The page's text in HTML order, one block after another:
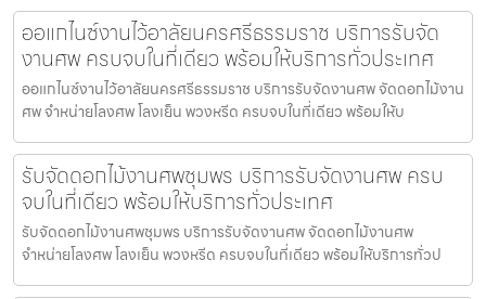
ออแกไนซ์งานไว้อาลัยนครศรีธรรมราช บริการรับจัด
งานศพ ครบจบในที่เดียว พร้อมให้บริการทั่วประเทศ
ออแกไนซ์งานไว้อาลัยนครศรีธรรมราช บริการรับจัดงานศพ จัดดอกไม้งาน
ศพ จำหน่ายโลงศพ โลงเย็น พวงหรีด ครบจบในที่เดียว พร้อมให้บ
รับจัดดอกไม้งานศพชุมพร บริการรับจัดงานศพ ครบ
จบในที่เดียว พร้อมให้บริการทั่วประเทศ
รับจัดดอกไม้งานศพชุมพร บริการรับจัดงานศพ จัดดอกไม้งานศพ
จำหน่ายโลงศพ โลงเย็น พวงหรีด ครบจบในที่เดียว พร้อมให้บริการทั่วป